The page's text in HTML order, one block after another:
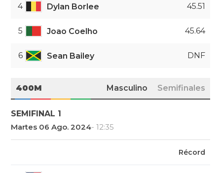
4 Dylan Borlee 45.51
5 Joao Coelho 45.64
6 Sean Bailey DNF
400M Masculino Semifinales
SEMIFINAL 1
Martes 06 Ago. 2024- 12:35
Récord